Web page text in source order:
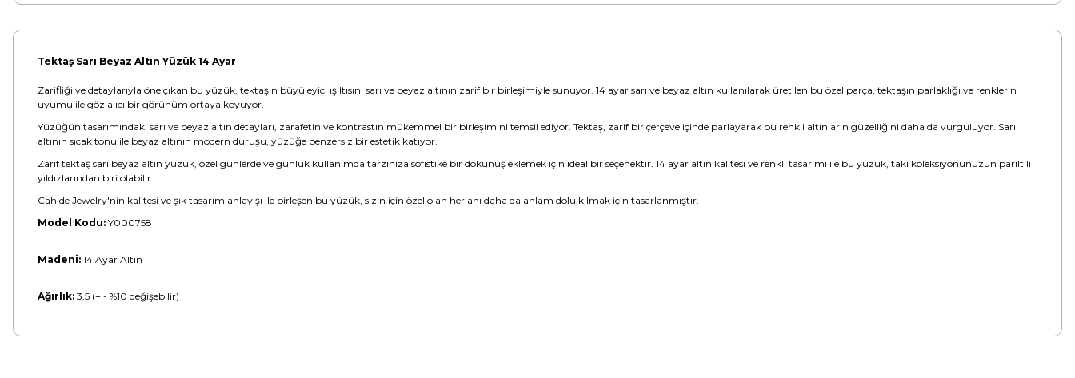
Tektaş Sarı Beyaz Altın Yüzük 14 Ayar
Zarifliği ve detaylarıyla öne çıkan bu yüzük, tektaşın büyüleyici ışıltısını sarı ve beyaz altının zarif bir birleşimiyle sunuyor. 14 ayar sarı ve beyaz altın kullanılarak üretilen bu özel parça, tektaşın parlaklığı ve renklerin
uyumu ile göz alıcı bir görünüm ortaya koyuyor.
Yüzüğün tasarımındaki sarı ve beyaz altın detayları, zarafetin ve kontrastın mükemmel bir birleşimini temsil ediyor. Tektaş, zarif bir çerçeve içinde parlayarak bu renkli altınların güzelliğini daha da vurguluyor. Sarı
altının sıcak tonu ile beyaz altının modern duruşu, yüzüğe benzersiz bir estetik katıyor.
Zarif tektaş sarı beyaz altın yüzük, özel günlerde ve günlük kullanımda tarzınıza sofistike bir dokunuş eklemek için ideal bir seçenektir. 14 ayar altın kalitesi ve renkli tasarımı ile bu yüzük, takı koleksiyonunuzun parıltılı
yıldızlarından biri olabilir.
Cahide Jewelry'nin kalitesi ve şık tasarım anlayışı ile birleşen bu yüzük, sizin için özel olan her anı daha da anlam dolu kılmak için tasarlanmıştır.
Model Kodu: Y000758
Madeni: 14 Ayar Altın
Ağırlık: 3,5 (+ - %10 değişebilir)